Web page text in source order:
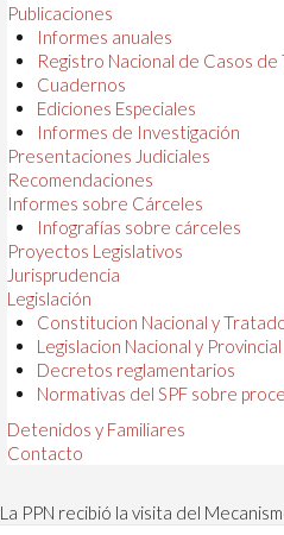
Publicaciones
Informes anuales
Registro Nacional de Casos de
Cuadernos
Ediciones Especiales
Informes de Investigación
Presentaciones Judiciales
Recomendaciones
Informes sobre Cárceles
Infografías sobre cárceles
Proyectos Legislativos
Jurisprudencia
Legislación
Constitucion Nacional y
Legislacion Nacional y Provincial
Decretos reglamentarios
Normativas del SPF sobre
Detenidos y Familiares
Contacto
La PPN recibió la visita del